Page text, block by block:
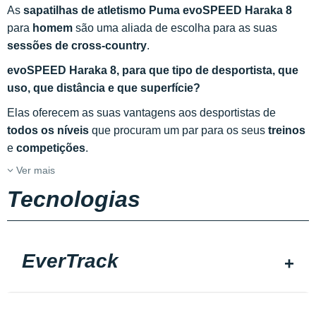
As sapatilhas de atletismo Puma evoSPEED Haraka 8
para homem são uma aliada de escolha para as suas
sessões de cross-country.
evoSPEED Haraka 8, para que tipo de desportista, que
uso, que distância e que superfície?
Elas oferecem as suas vantagens aos desportistas de
todos os níveis que procuram um par para os seus treinos
e competições.
Ver mais
Tecnologias
EverTrack